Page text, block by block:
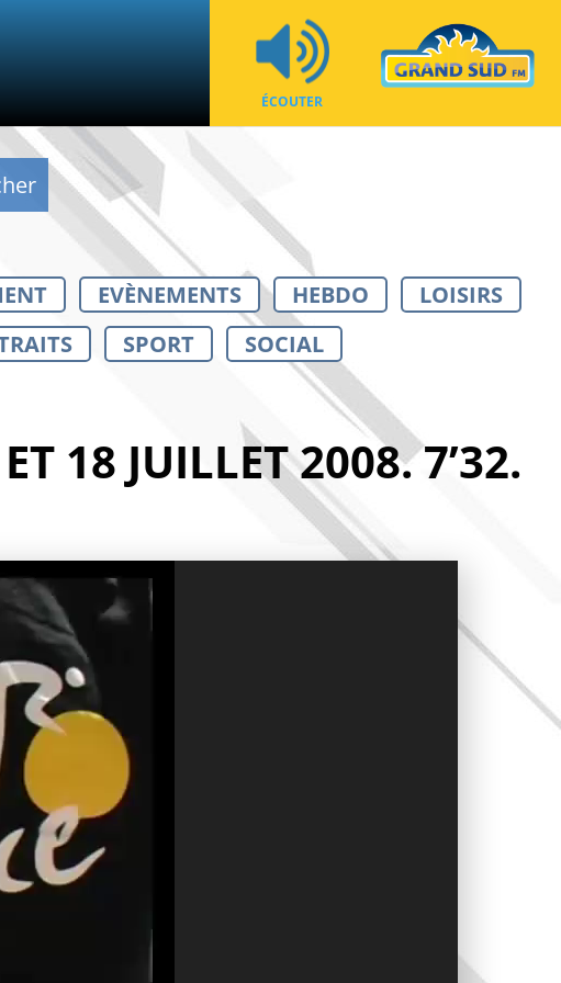
ÉCOUTER
EVÈNEMENTS HEBDO
LOISIRS
SPORT SOCIAL
18 JUILLET 2008. 7’32.